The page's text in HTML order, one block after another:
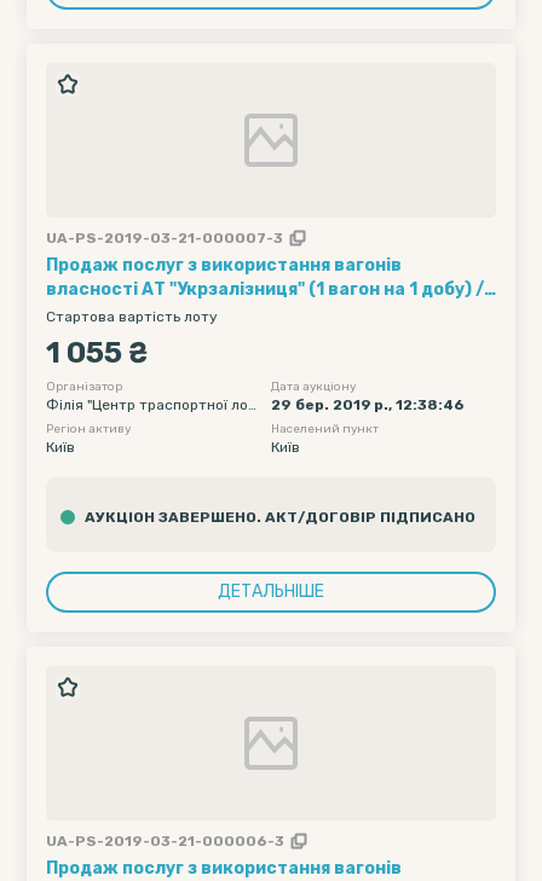
UA-PS-2019-03-21-000007-3
Продаж послуг з використання вагонів
власності АТ "Укрзалізниця" (1 вагон на 1 добу) ///
Кількість вагонів - 15, Рухомий склад - Хопер-
зерновози, Обмеження полігону навантаження -
без обмеження, Дата подачі вагону початкова -
2019-04-14 00:00, Дата подачі вагону кінцева -
2019-04-18 23:55
Стартова вартість лоту
1 055 ₴
Організатор
Філія "Центр траспортної логі
стики" ПАТ "Укрзалізниця"
Дата аукціону
29 бер. 2019 р., 12:38:46
Регіон активу
Київ
Населений пункт
Київ
АУКЦІОН ЗАВЕРШЕНО. АКТ/ДОГОВІР ПІДПИСАНО
ДЕТАЛЬНІШЕ
UA-PS-2019-03-21-000006-3
Продаж послуг з використання вагонів